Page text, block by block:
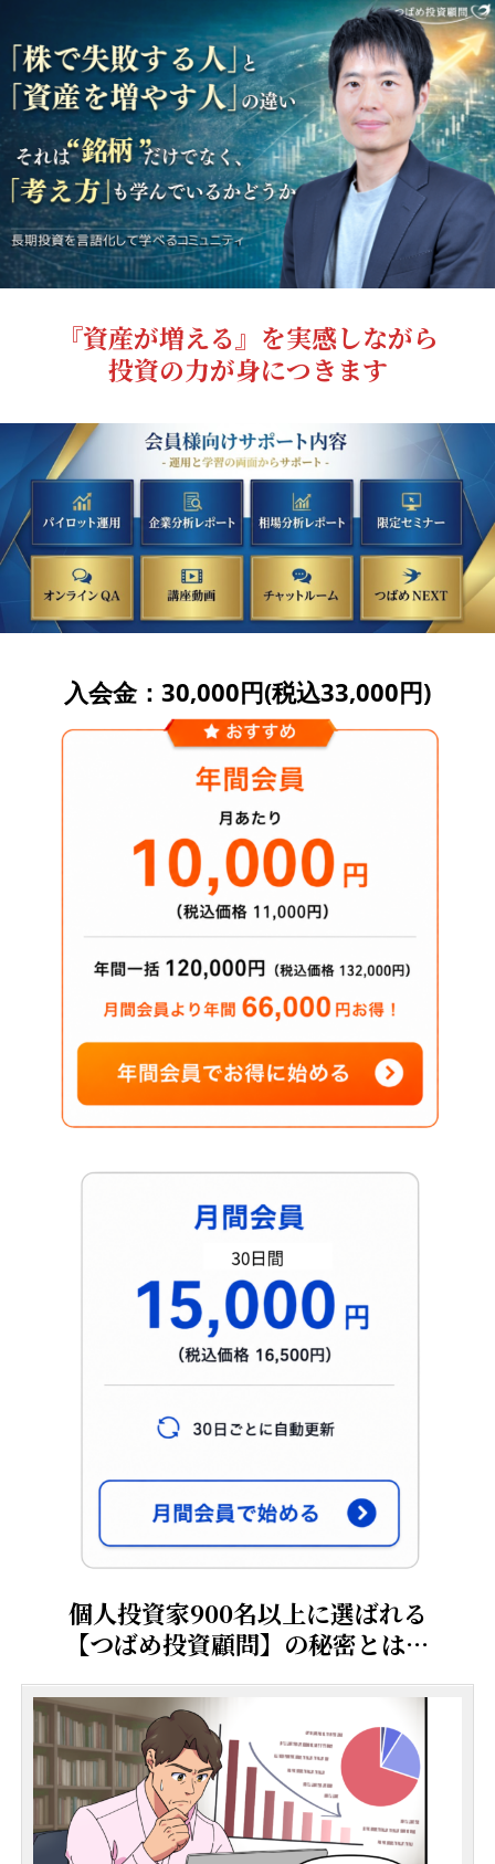
『資産が増える』を実感しながら
投資の力が身につきます
入会金：30,000円(税込33,000円)
個人投資家900名以上に選ばれる
【つばめ投資顧問】の秘密とは…